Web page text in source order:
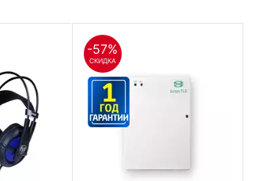
-57%
СКИДКА